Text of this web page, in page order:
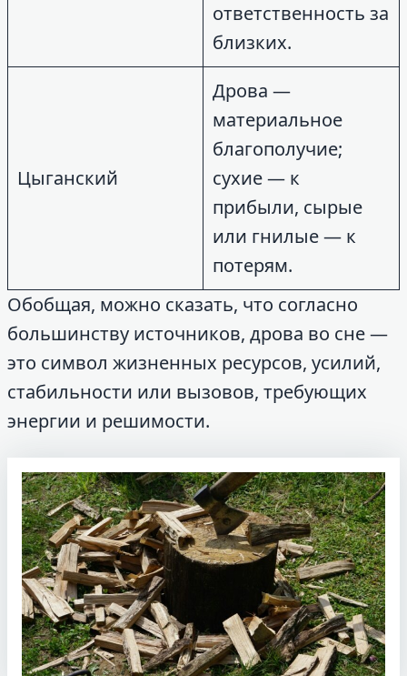
ответственность за
близких.
Цыганский
Дрова —
материальное
благополучие;
сухие — к
прибыли, сырые
или гнилые — к
потерям.
Обобщая, можно сказать, что согласно
большинству источников, дрова во сне —
это символ жизненных ресурсов, усилий,
стабильности или вызовов, требующих
энергии и решимости.